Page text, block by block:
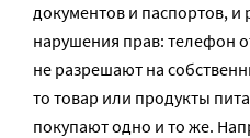
документов и паспортов, и
нарушения прав: телефон
не разрешают на
то товар или продукты
покупают одно и то же.